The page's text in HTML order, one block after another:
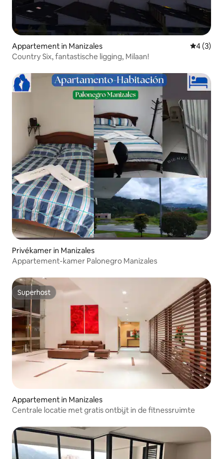
Appartement in Manizales
4 (3)
Country Six, fantastische ligging, Milaan!
Privékamer in Manizales
Appartement-kamer Palonegro Manizales
Superhost
Superhost
Appartement in Manizales
Centrale locatie met gratis ontbijt in de fitnessruimte